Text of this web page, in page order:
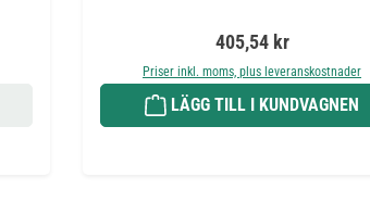
Ordinarie pris:
405,54 kr
Priser inkl. moms, plus leveranskostnader
LÄGG TILL I KUNDVAGNEN